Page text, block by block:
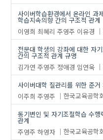
사이버학습환경에서 온라인 과
학습지속의향 간의 구조적 관계
이영희 최혜리 주영주 이유경
전문대 학생의 강좌에 대한 자
간의 구조적 관계 규명
김가연 주영주 정애경 임연욱
사이버대학 질관리를 위한 준거
이주희 주영주 한국교육공학
동기변인 및 자기조절학습 수
관계
주영주 하영자 한국교육공학